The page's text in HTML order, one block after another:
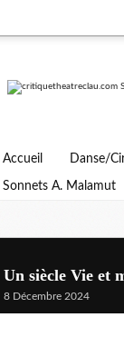
Accueil Danse/
Sonnets A. Malamut
Un siècle Vie et
8 Décembre 2024